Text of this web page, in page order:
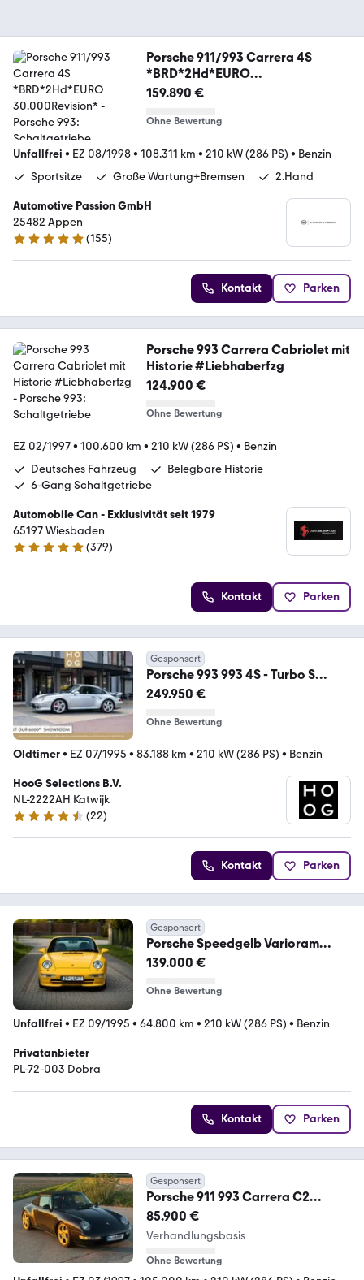
Porsche 911/993 Carrera 4S
*BRD*2Hd*EURO
30.000Revision*
159.890 €
Ohne Bewertung
Unfallfrei • EZ 08/1998• 108.311 km • 210 kW (286 PS) • Benzin
Sportsitze
Große Wartung+Bremsen 2.Hand
Automotive Passion GmbH
25482 Appen
5 Sterne
(155)
Kontakt Parken
Porsche 993 Carrera Cabriolet mit
Historie #Liebhaberfzg
124.900 €
Ohne Bewertung
EZ 02/1997• 100.600 km • 210 kW (286 PS) • Benzin
Deutsches Fahrzeug
Belegbare Historie
6-Gang Schaltgetriebe
Automobile Can - Exklusivität seit 1979
65197 Wiesbaden
4.8 Sterne
(379)
Kontakt Parken
Gesponsert
Porsche 993 993 4S - Turbo S
package
249.950 €
Ohne Bewertung
Oldtimer• EZ 07/1995 • 83.188 km • 210 kW (286 PS) • Benzin
HooG Selections B.V.
NL-2222AH Katwijk
4.3 Sterne
(22)
Kontakt Parken
Gesponsert
Porsche Speedgelb Varioram
Schaltgetriebe 65.000 km
139.000 €
Ohne Bewertung
Unfallfrei • EZ 09/1995 • 64.800 km • 210 kW (286 PS) • Benzin
Privatanbieter
PL-72-003 Dobra
Kontakt Parken
Gesponsert
Porsche 911 993 Carrera C2
Cabrio D-Fzg Triple-Black
85.900 €
Verhandlungsbasis
Ohne Bewertung